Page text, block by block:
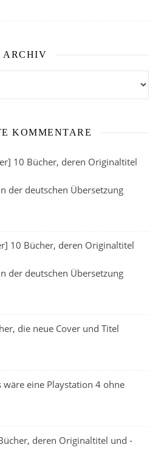
ARCHIV
KOMMENTARE
10 Bücher, deren Originaltitel
der deutschen Übersetzung
10 Bücher, deren Originaltitel
der deutschen Übersetzung
die neue Cover und Titel
wäre eine Playstation 4 ohne
deren Originaltitel und -